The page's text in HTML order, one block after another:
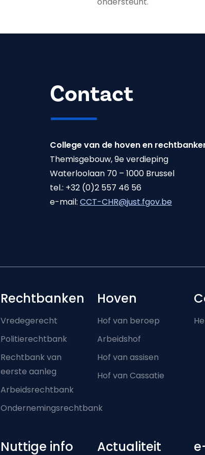
Contact
College van de hoven en
Themisgebouw, 9e verdieping
Waterloolaan 70 – 1000 Brussel
tel.: +32 (0)2 557 46 56
e-mail: CCT-CHR@just.fgov.be
Footer-menu
Rechtbanken
Vredegerecht
Politierechtbank
Rechtbank van
eerste aanleg
Arbeidsrechtbank
Ondernemingsrechtbank
Hoven
Hof van beroep
Arbeidshof
Hof van assisen
Hof van Cassatie
Nuttige info Actualiteit